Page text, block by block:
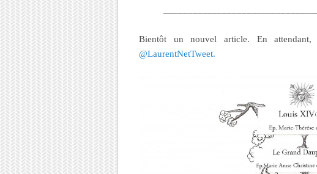
Bientôt un nouvel article. En
@LaurentNetTweet.